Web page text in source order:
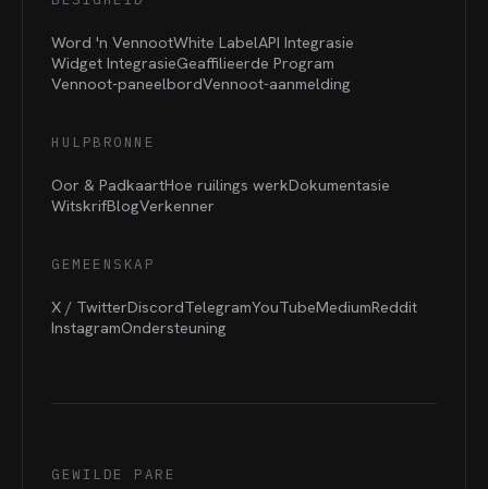
Word 'n VennootWhite LabelAPI Integrasie
Widget IntegrasieGeaffilieerde Program
Vennoot-paneelbordVennoot-aanmelding
HULPBRONNE
Oor & PadkaartHoe ruilings werkDokumentasie
WitskrifBlogVerkenner
GEMEENSKAP
X / TwitterDiscordTelegramYouTubeMediumReddit
InstagramOndersteuning
GEWILDE PARE